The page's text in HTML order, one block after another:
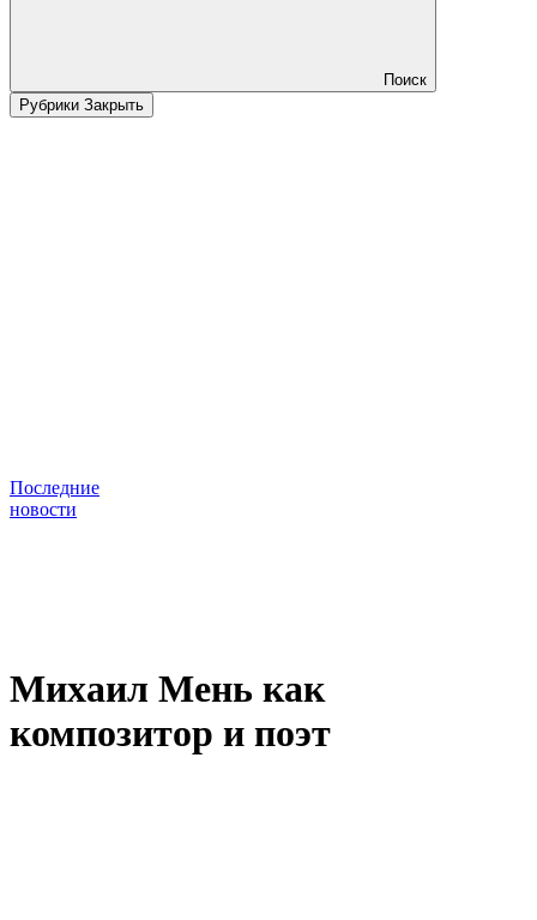
Поиск
Рубрики Закрыть
Последние
новости
Михаил Мень как
композитор и поэт